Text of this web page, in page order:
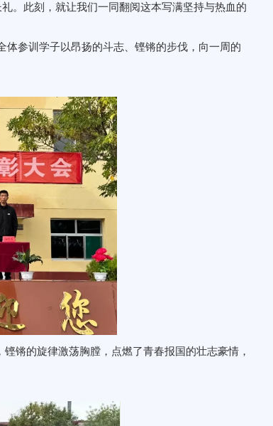
。此刻，就让我们一同翻阅这本写满坚持与热血的
参训学子以昂扬的斗志、铿锵的步伐，向一周的
锵的旋律激荡胸膛，点燃了青春报国的壮志豪情，